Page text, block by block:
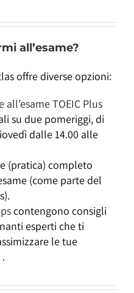
all’esame?
offre diverse opzioni:
TOEIC Plus
su due pomeriggi, di
dalle 14.00 alle
(pratica) completo
(come parte del
contengono consigli
esperti che ti
le tue
.